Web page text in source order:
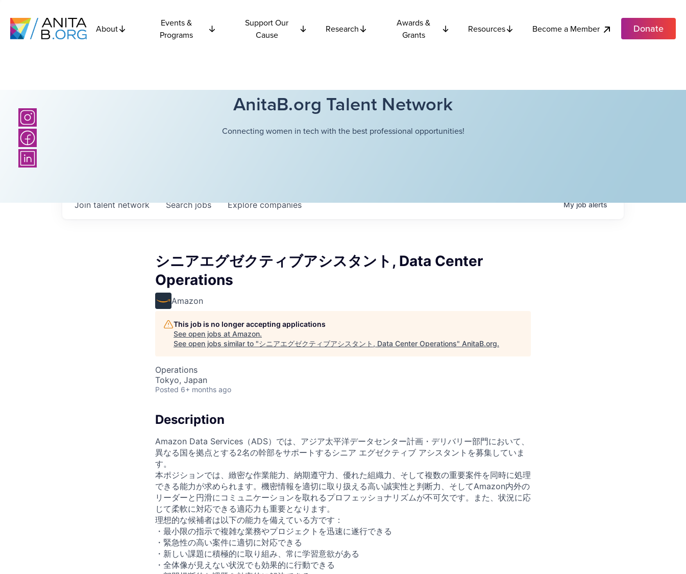
About
Events &
Programs
Support Our
Cause
Research
Awards &
Grants
Resources Become a Member Donate
AnitaB.org Talent Network
Connecting women in tech with the best professional opportunities!
Searchjobs Explorecompanies
Join talent network Myjobalerts
シニアエグゼクティブアシスタント, Data Center
Operations
Amazon
This job is no longer accepting applications
See open jobs at Amazon.
See open jobs similar to "シニアエグゼクティブアシスタント, Data Center Operations" AnitaB.org.
Operations
Tokyo, Japan
Posted 6+ months ago
Description
Amazon Data Services（ADS）では、アジア太平洋データセンター計画・デリバリー部門において、
異なる国を拠点とする2名の幹部をサポートするシニア エグゼクティブ アシスタントを募集していま
す。
本ポジションでは、緻密な作業能力、納期遵守力、優れた組織力、そして複数の重要案件を同時に処理
できる能力が求められます。機密情報を適切に取り扱える高い誠実性と判断力、そしてAmazon内外の
リーダーと円滑にコミュニケーションを取れるプロフェッショナリズムが不可欠です。また、状況に応
じて柔軟に対応できる適応力も重要となります。
理想的な候補者は以下の能力を備えている方です：
・最小限の指示で複雑な業務やプロジェクトを迅速に遂行できる
・緊急性の高い案件に適切に対応できる
・新しい課題に積極的に取り組み、常に学習意欲がある
・全体像が見えない状況でも効果的に行動できる